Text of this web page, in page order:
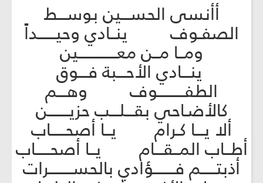
أأنسى الحســـين بوســـط
الصفـوف ينــادي وحيــــــداً
ومــا مــن معـــــــــــــين
ينـــادي الأحـــبة فـــوق
الطفـــــــــوف وهـــم
كالأضـاحي بقـــلـــب حزيـــــــن
ألا يـــا كـرام يــا أصحـــــاب
أطــاب المــقـــام يــا أصحـــــاب
أذبتـــــم فـــــــؤادي بالحســــــــرات